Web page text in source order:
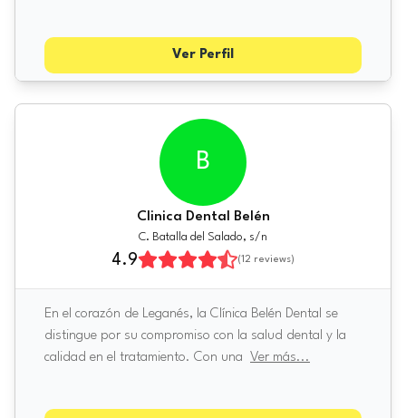
Ver Perfil
B
Clinica Dental Belén
C. Batalla del Salado, s/n
4.9 (12 reviews)
En el corazón de Leganés, la Clínica Belén Dental se
distingue por su compromiso con la salud dental y la
calidad en el tratamiento. Con una
Ver más...